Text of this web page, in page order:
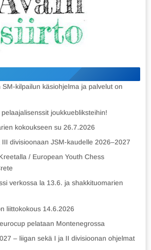
kilpailun käsiohjelma ja palvelut on
joukkuebliksteihin!
kokoukseen su 26.7.2026
divisioonaan JSM-kaudelle 2026–2027
/ European Youth Chess
verkossa la 13.6. ja shakkituomarien
liittokokous 14.6.2026
pelataan Montenegrossa
– liigan sekä I ja II divisioonan ohjelmat